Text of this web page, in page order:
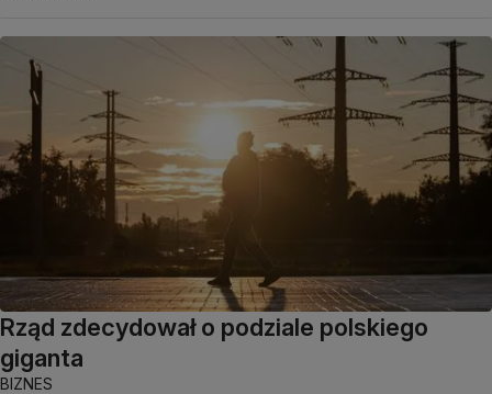
Rząd zdecydował o podziale polskiego
giganta
BIZNES